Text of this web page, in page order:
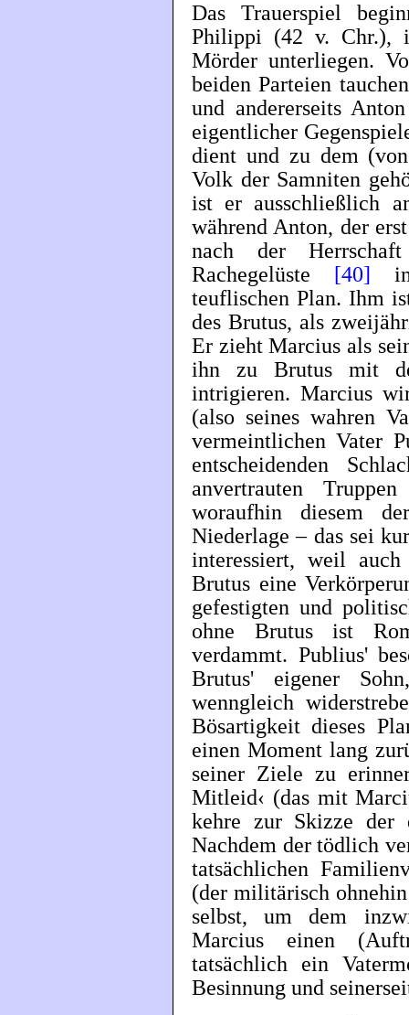
Das Trauerspiel
Philippi (42 v.
Mörder unterliegen.
beiden Parteien
und andererseits
eigentlicher
dient und zu dem
Volk der Samniten
ist er ausschließlich
während Anton, der
nach der
Rachegelüste
[40]
teuflischen Plan. Ihm
des Brutus, als
Er zieht Marcius als
ihn zu Brutus mit
intrigieren. Marcius
(also seines wahren
vermeintlichen Vater
entscheidenden
anvertrauten
woraufhin diesem
Niederlage – das sei
interessiert, weil
Brutus eine
gefestigten und
ohne Brutus ist
verdammt. Publius'
Brutus' eigener
wenngleich
Bösartigkeit dieses
einen Moment lang
seiner Ziele zu
Mitleid‹ (das mit
kehre zur Skizze der
Nachdem der tödlich
tatsächlichen
(der militärisch
selbst, um dem
Marcius einen
tatsächlich ein
Besinnung und